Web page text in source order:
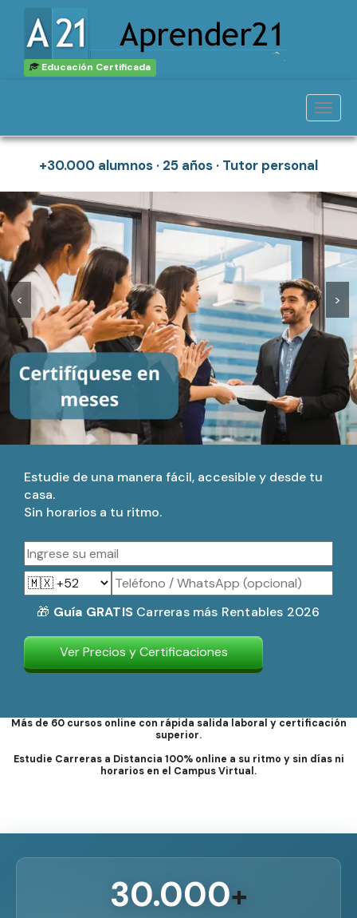
Educación Certificada
Menu
Cursos online en
Mexico con certificado
Formaciones online con salida laboral en Mexico
+30.000 alumnos · 25 años · Tutor personal
< >
Estudie de una manera fácil, accesible y desde tu
casa.
Sin horarios a tu ritmo.
🎁 Guía GRATIS Carreras más Rentables 2026
Ver Precios y Certificaciones
Más de 60 cursos online con rápida salida laboral y certificación
superior.
Estudie Carreras a Distancia 100% online a su ritmo y sin días ni
horarios en el Campus Virtual.
30.000+